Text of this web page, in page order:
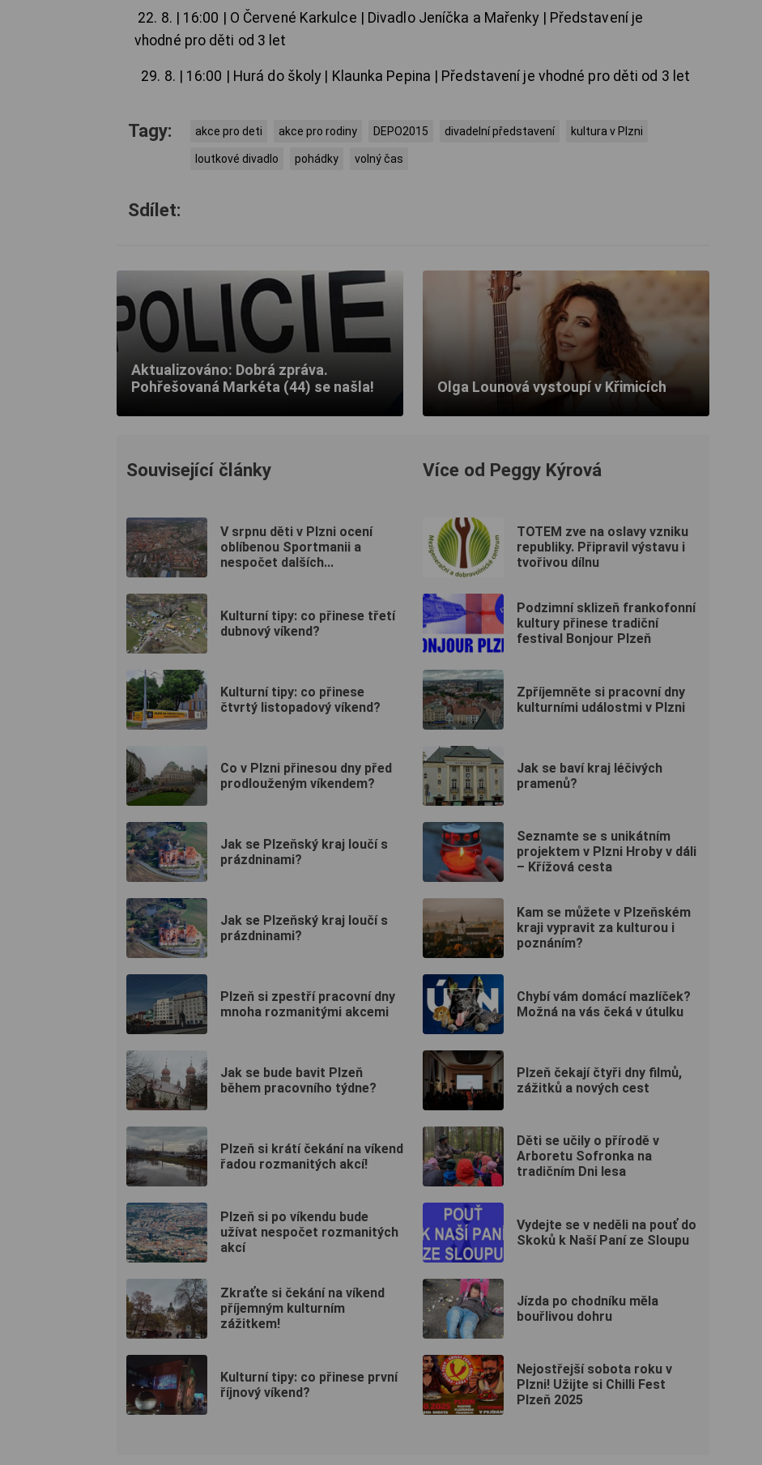
22. 8. | 16:00 | O Červené Karkulce | Divadlo Jeníčka a Mařenky | Představení je
vhodné pro děti od 3 let
29. 8. | 16:00 | Hurá do školy | Klaunka Pepina | Představení je vhodné pro děti od 3 let
Tagy: akce pro deti akce pro rodiny DEPO2015 divadelní představení kultura v Plzni
loutkové divadlo pohádky volný čas
Sdílet:
Aktualizováno: Dobrá zpráva.
Pohřešovaná Markéta (44) se našla!
Olga Lounová vystoupí v Křimicích
Související články
V srpnu děti v Plzni ocení
oblíbenou Sportmanii a
nespočet dalších...
Kulturní tipy: co přinese třetí
dubnový víkend?
Kulturní tipy: co přinese
čtvrtý listopadový víkend?
Co v Plzni přinesou dny před
prodlouženým víkendem?
Jak se Plzeňský kraj loučí s
prázdninami?
Jak se Plzeňský kraj loučí s
prázdninami?
Plzeň si zpestří pracovní dny
mnoha rozmanitými akcemi
Jak se bude bavit Plzeň
během pracovního týdne?
Plzeň si krátí čekání na víkend
řadou rozmanitých akcí!
Plzeň si po víkendu bude
užívat nespočet rozmanitých
akcí
Zkraťte si čekání na víkend
příjemným kulturním
zážitkem!
Kulturní tipy: co přinese první
říjnový víkend?
Více od Peggy Kýrová
TOTEM zve na oslavy vzniku
republiky. Připravil výstavu i
tvořivou dílnu
Podzimní sklizeň frankofonní
kultury přinese tradiční
festival Bonjour Plzeň
Zpříjemněte si pracovní dny
kulturními událostmi v Plzni
Jak se baví kraj léčivých
pramenů?
Seznamte se s unikátním
projektem v Plzni Hroby v dáli
– Křížová cesta
Kam se můžete v Plzeňském
kraji vypravit za kulturou i
poznáním?
Chybí vám domácí mazlíček?
Možná na vás čeká v útulku
Plzeň čekají čtyři dny filmů,
zážitků a nových cest
Děti se učily o přírodě v
Arboretu Sofronka na
tradičním Dni lesa
Vydejte se v neděli na pouť do
Skoků k Naší Paní ze Sloupu
Jízda po chodníku měla
bouřlivou dohru
Nejostřejší sobota roku v
Plzni! Užijte si Chilli Fest
Plzeň 2025